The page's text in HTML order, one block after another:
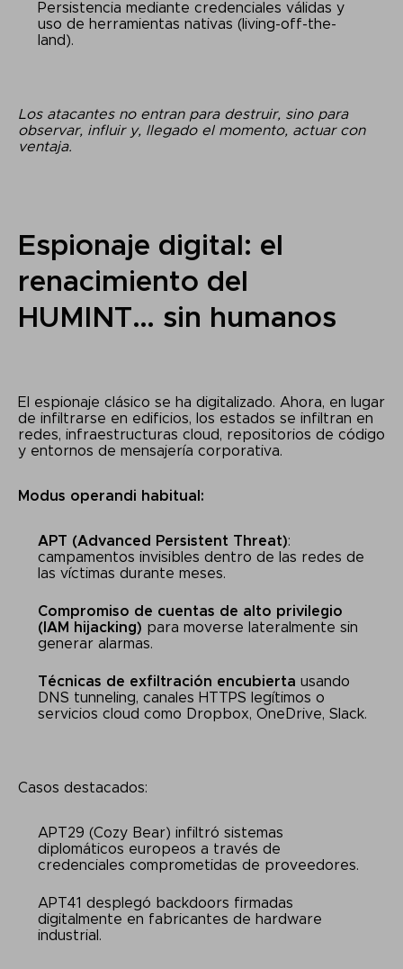
Persistencia mediante credenciales válidas y
uso de herramientas nativas (living-off-the-
land).
Los atacantes no entran para destruir, sino para
observar, influir y, llegado el momento, actuar con
ventaja.
Espionaje digital: el
renacimiento del
HUMINT… sin humanos
El espionaje clásico se ha digitalizado. Ahora, en lugar
de infiltrarse en edificios, los estados se infiltran en
redes, infraestructuras cloud, repositorios de código
y entornos de mensajería corporativa.
Modus operandi habitual:
APT (Advanced Persistent Threat):
campamentos invisibles dentro de las redes de
las víctimas durante meses.
Compromiso de cuentas de alto privilegio
(IAM hijacking) para moverse lateralmente sin
generar alarmas.
Técnicas de exfiltración encubierta usando
DNS tunneling, canales HTTPS legítimos o
servicios cloud como Dropbox, OneDrive, Slack.
Casos destacados:
APT29 (Cozy Bear) infiltró sistemas
diplomáticos europeos a través de
credenciales comprometidas de proveedores.
APT41 desplegó backdoors firmadas
digitalmente en fabricantes de hardware
industrial.